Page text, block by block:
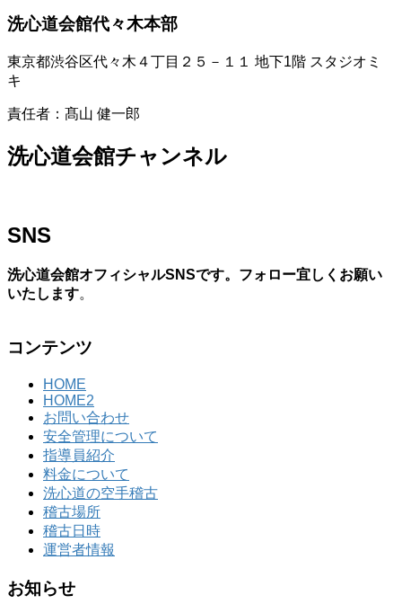
洗心道会館代々木本部
東京都渋谷区代々木４丁目２５－１１ 地下1階 スタジオミ
キ
責任者：髙山 健一郎
洗心道会館チャンネル
SNS
洗心道会館オフィシャルSNSです。フォロー宜しくお願い
いたします。
コンテンツ
HOME
HOME2
お問い合わせ
安全管理について
指導員紹介
料金について
洗心道の空手稽古
稽古場所
稽古日時
運営者情報
お知らせ